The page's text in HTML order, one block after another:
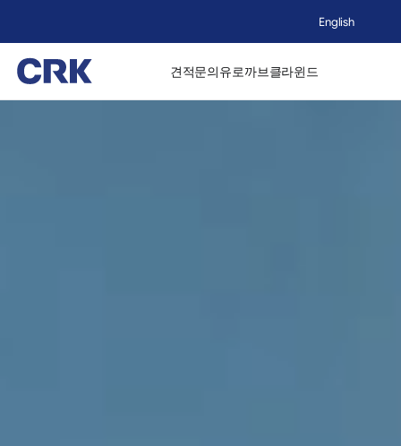
English
견적문의유로까브클라윈드